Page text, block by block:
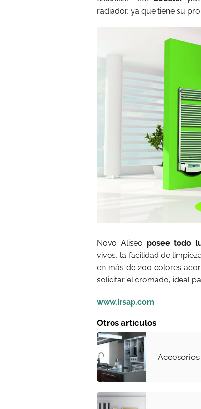
radiador, ya que tiene su
Novo Aliseo posee todo
vivos, la facilidad de
en más de 200 colores
solicitar el cromado, ideal
www.irsap.com
Otros artículos